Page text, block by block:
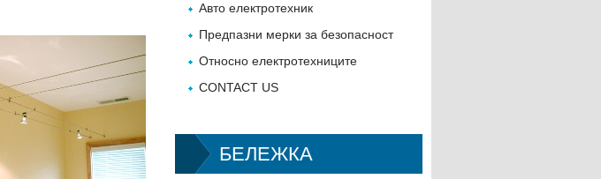
Авто електротехник
Предпазни мерки за безопасност
Относно електротехниците
CONTACT US
БЕЛЕЖКА